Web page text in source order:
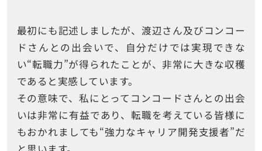
最初にも記述しましたが、渡辺さん及びコンコー
ドさんとの出会いで、自分だけでは実現できな
い“転職力”が得られたことが、非常に大きな収穫
であると実感しています。
その意味で、私にとってコンコードさんとの出会
いは非常に有益であり、転職を考えている皆様に
もおかれましても“強力なキャリア開発支援者”だ